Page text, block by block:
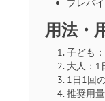
プレバ
用法・
子ども
大人：1
1日1回
推奨用